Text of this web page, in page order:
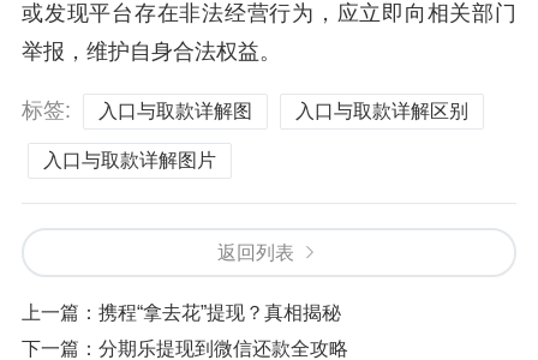
或发现平台存在非法经营行为，应立即向相关部门
举报，维护自身合法权益。
标签: 入口与取款详解图 入口与取款详解区别
入口与取款详解图片
返回列表
上一篇： 携程“拿去花”提现？真相揭秘
下一篇： 分期乐提现到微信还款全攻略